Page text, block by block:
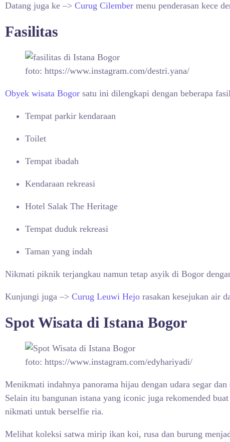
Datang juga ke –> Curug Cilember menu penderasan kece
Fasilitas
foto: https://www.instagram.com/destri.yana/
Obyek wisata Bogor satu ini dilengkapi dengan beberapa
Tempat parkir kendaraan
Toilet
Tempat ibadah
Kendaraan rekreasi
Hotel Salak The Heritage
Tempat duduk rekreasi
Taman yang indah
Nikmati piknik terjangkau namun tetap asyik di Bogor
Kunjungi juga –> Curug Leuwi Hejo rasakan kesejukan air
Spot Wisata di Istana Bogor
foto: https://www.instagram.com/edyhariyadi/
Menikmati indahnya panorama hijau dengan udara segar
Selain itu bangunan istana yang iconic juga rekomended
nikmati untuk berselfie ria.
Melihat koleksi satwa mirip ikan koi, rusa dan burung